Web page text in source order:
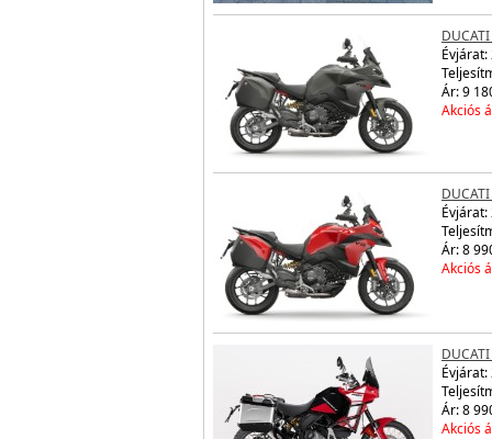
Évjárat:
Ár: 9
Akciós
Évjárat:
Ár: 8
Akciós
DUCATI
Évjárat:
Ár: 8
Akciós